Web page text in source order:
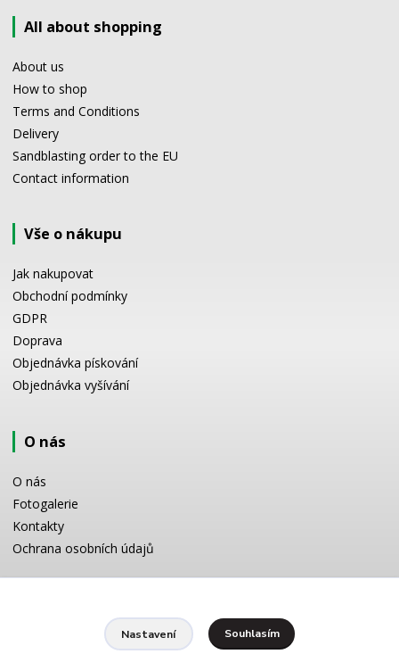
All about shopping
About us
How to shop
Terms and Conditions
Delivery
Sandblasting order to the EU
Contact information
Vše o nákupu
Jak nakupovat
Obchodní podmínky
GDPR
Doprava
Objednávka pískování
Objednávka vyšívání
O nás
O nás
Fotogalerie
Kontakty
Ochrana osobních údajů
Potřebujete poradit s výběrem? Neváhejte se zeptat:
Nastavení Souhlasím